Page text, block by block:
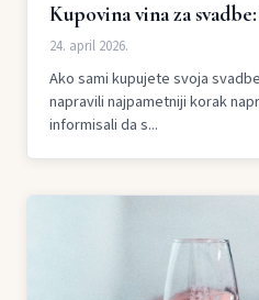
Kupovina vina za
24. april 2026.
Ako sami kupujete svoja
napravili najpametniji korak
informisali da s...